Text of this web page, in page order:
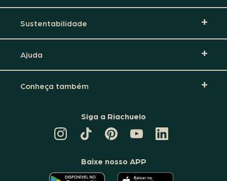
Sustentabilidade
Ajuda
Conheça também
Siga a Riachuelo
TIKTOK
DA
PINTEREST
DA
CANAL
DA
RIACHUELO
LINKEDIN
DA
Baixe nosso APP
O O